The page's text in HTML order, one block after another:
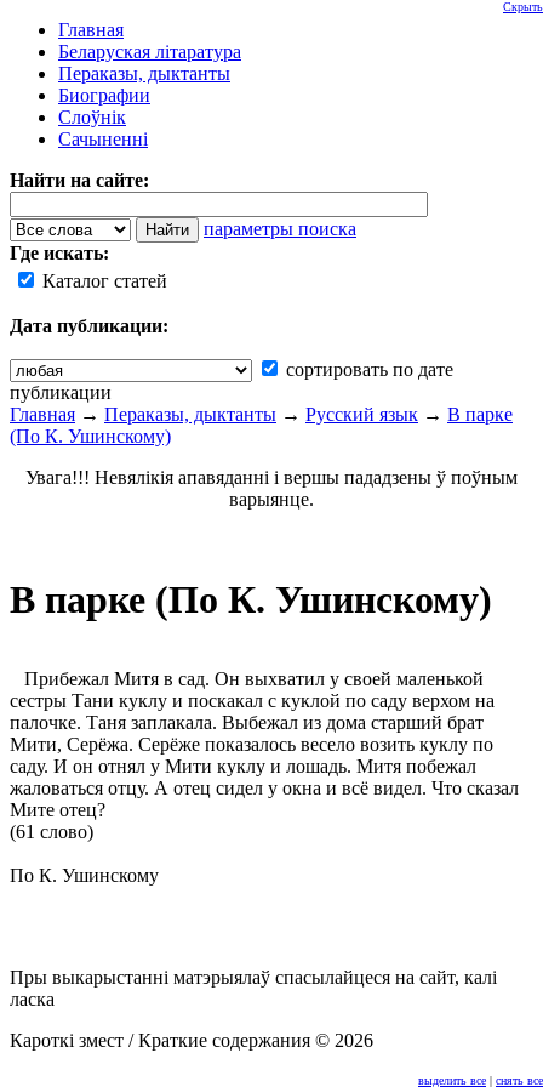
Главная
Беларуская літаратура
Пераказы, дыктанты
Биографии
Слоўнік
Сачыненні
Найти на сайте:
параметры поиска
Где искать:
Каталог статей
Дата публикации:
сортировать по дате
публикации
Скрыть
выделить все | снять все
Главная → Пераказы, дыктанты → Русский язык → В парке
(По К. Ушинскому)
Увага!!! Невялікія апавяданні і вершы пададзены ў поўным
варыянце.
В парке (По К. Ушинскому)
Прибежал Митя в сад. Он выхватил у своей маленькой
сестры Тани куклу и поскакал с куклой по саду верхом на
палочке. Таня заплакала. Выбежал из дома старший брат
Мити, Серёжа. Серёже показалось весело возить куклу по
саду. И он отнял у Мити куклу и лошадь. Митя побежал
жаловаться отцу. А отец сидел у окна и всё видел. Что сказал
Мите отец?
(61 слово)
По К. Ушинскому
Пры выкарыстанні матэрыялаў спасылайцеся на сайт, калі
ласка
Кароткі змест / Краткие содержания © 2026